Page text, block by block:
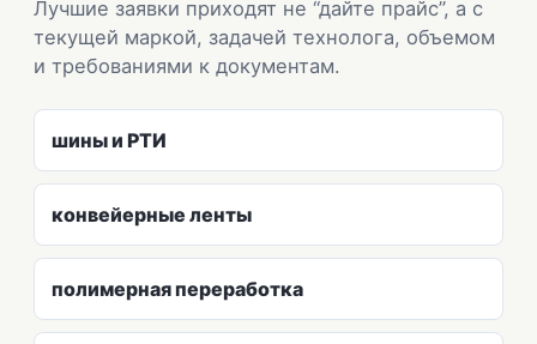
Лучшие заявки приходят не “дайте прайс”, а с
текущей маркой, задачей технолога, объемом
и требованиями к документам.
шины и РТИ
конвейерные ленты
полимерная переработка